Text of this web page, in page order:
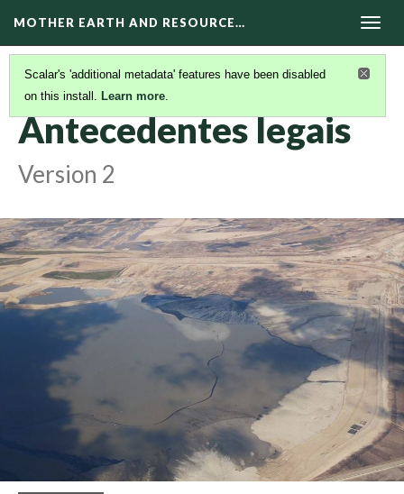
MOTHER EARTH AND RESOURCE…
Scalar's 'additional metadata' features have been disabled
on this install. Learn more.
RESPONSABILIDADE EMPRESARIAL
Antecedentes legais
Version 2